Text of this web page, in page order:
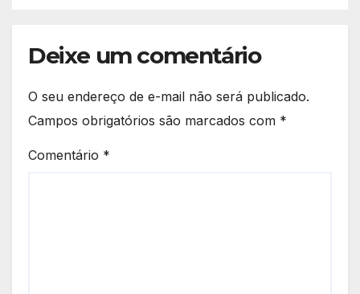
Deixe um comentário
O seu endereço de e-mail não será publicado.
Campos obrigatórios são marcados com *
Comentário *